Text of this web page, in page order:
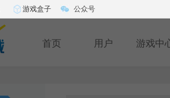
游戏盒子 公众号
首页 用户 游戏中